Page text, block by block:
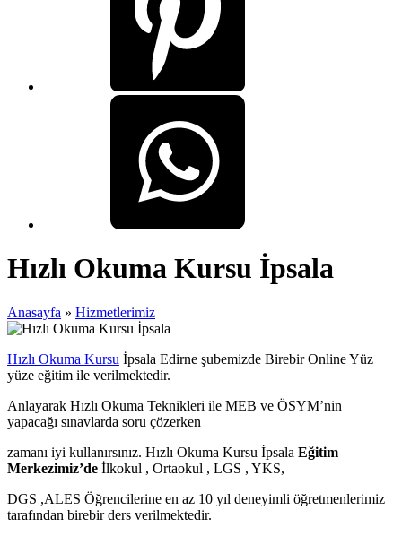
Hızlı Okuma Kursu İpsala
Anasayfa » Hizmetlerimiz
Hızlı Okuma Kursu İpsala Edirne şubemizde Birebir Online Yüz
yüze eğitim ile verilmektedir.
Anlayarak Hızlı Okuma Teknikleri ile MEB ve ÖSYM’nin
yapacağı sınavlarda soru çözerken
zamanı iyi kullanırsınız. Hızlı Okuma Kursu İpsala Eğitim
Merkezimiz’de İlkokul , Ortaokul , LGS , YKS,
DGS ,ALES Öğrencilerine en az 10 yıl deneyimli öğretmenlerimiz
tarafından birebir ders verilmektedir.